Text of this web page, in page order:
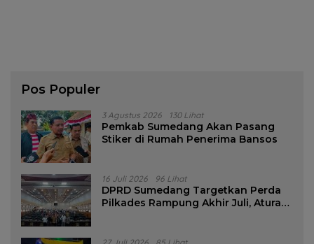
Pos Populer
3 Agustus 2026 130 Lihat
Pemkab Sumedang Akan Pasang
Stiker di Rumah Penerima Bansos
16 Juli 2026 96 Lihat
DPRD Sumedang Targetkan Perda
Pilkades Rampung Akhir Juli, Aturan